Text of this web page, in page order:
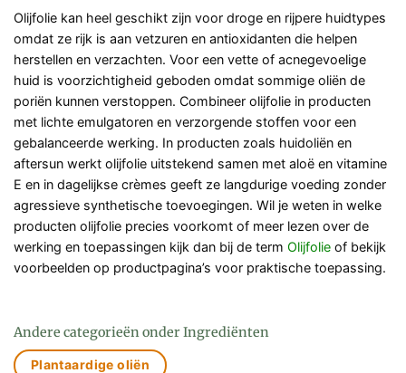
Olijfolie kan heel geschikt zijn voor droge en rijpere huidtypes
omdat ze rijk is aan vetzuren en antioxidanten die helpen
herstellen en verzachten. Voor een vette of acnegevoelige
huid is voorzichtigheid geboden omdat sommige oliën de
poriën kunnen verstoppen. Combineer olijfolie in producten
met lichte emulgatoren en verzorgende stoffen voor een
gebalanceerde werking. In producten zoals huidoliën en
aftersun werkt olijfolie uitstekend samen met aloë en vitamine
E en in dagelijkse crèmes geeft ze langdurige voeding zonder
agressieve synthetische toevoegingen. Wil je weten in welke
producten olijfolie precies voorkomt of meer lezen over de
werking en toepassingen kijk dan bij de term Olijfolie of bekijk
voorbeelden op productpagina’s voor praktische toepassing.
Andere categorieën onder Ingrediënten
Plantaardige oliën